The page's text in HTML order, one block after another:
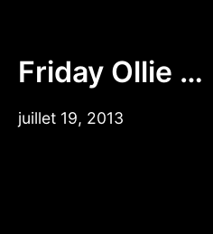
Friday Ollie …
juillet 19, 2013